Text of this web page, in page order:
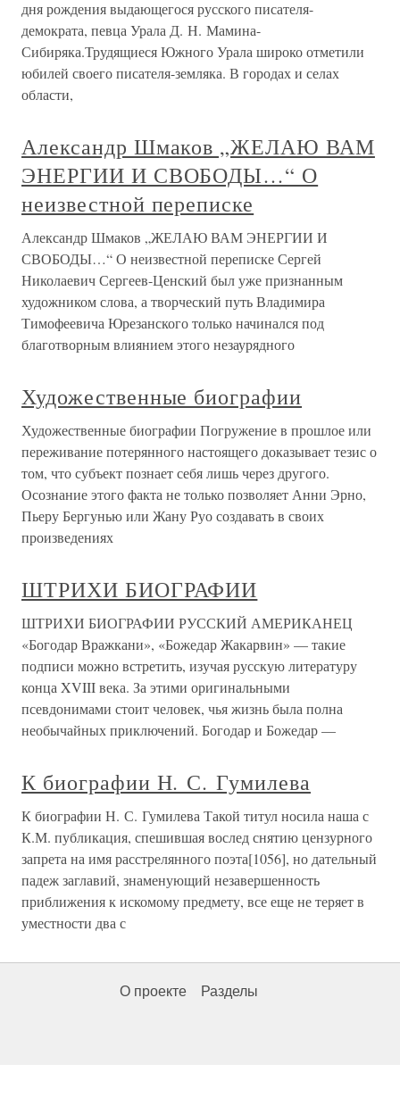
дня рождения выдающегося русского писателя-
демократа, певца Урала Д. Н. Мамина-
Сибиряка.Трудящиеся Южного Урала широко отметили
юбилей своего писателя-земляка. В городах и селах
области,
Александр Шмаков „ЖЕЛАЮ ВАМ
ЭНЕРГИИ И СВОБОДЫ…“ О
неизвестной переписке
Александр Шмаков „ЖЕЛАЮ ВАМ ЭНЕРГИИ И
СВОБОДЫ…“ О неизвестной переписке Сергей
Николаевич Сергеев-Ценский был уже признанным
художником слова, а творческий путь Владимира
Тимофеевича Юрезанского только начинался под
благотворным влиянием этого незаурядного
Художественные биографии
Художественные биографии Погружение в прошлое или
переживание потерянного настоящего доказывает тезис о
том, что субъект познает себя лишь через другого.
Осознание этого факта не только позволяет Анни Эрно,
Пьеру Бергунью или Жану Руо создавать в своих
произведениях
ШТРИХИ БИОГРАФИИ
ШТРИХИ БИОГРАФИИ РУССКИЙ АМЕРИКАНЕЦ
«Богодар Вражкани», «Божедар Жакарвин» — такие
подписи можно встретить, изучая русскую литературу
конца XVIII века. За этими оригинальными
псевдонимами стоит человек, чья жизнь была полна
необычайных приключений. Богодар и Божедар —
К биографии Н. С. Гумилева
К биографии Н. С. Гумилева Такой титул носила наша с
К.М. публикация, спешившая вослед снятию цензурного
запрета на имя расстрелянного поэта[1056], но дательный
падеж заглавий, знаменующий незавершенность
приближения к искомому предмету, все еще не теряет в
уместности два с
О проекте Разделы